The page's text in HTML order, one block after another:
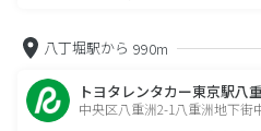
八丁堀駅から 990m
トヨタレンタカー東京駅八
中央区八重洲2-1八重洲地下街